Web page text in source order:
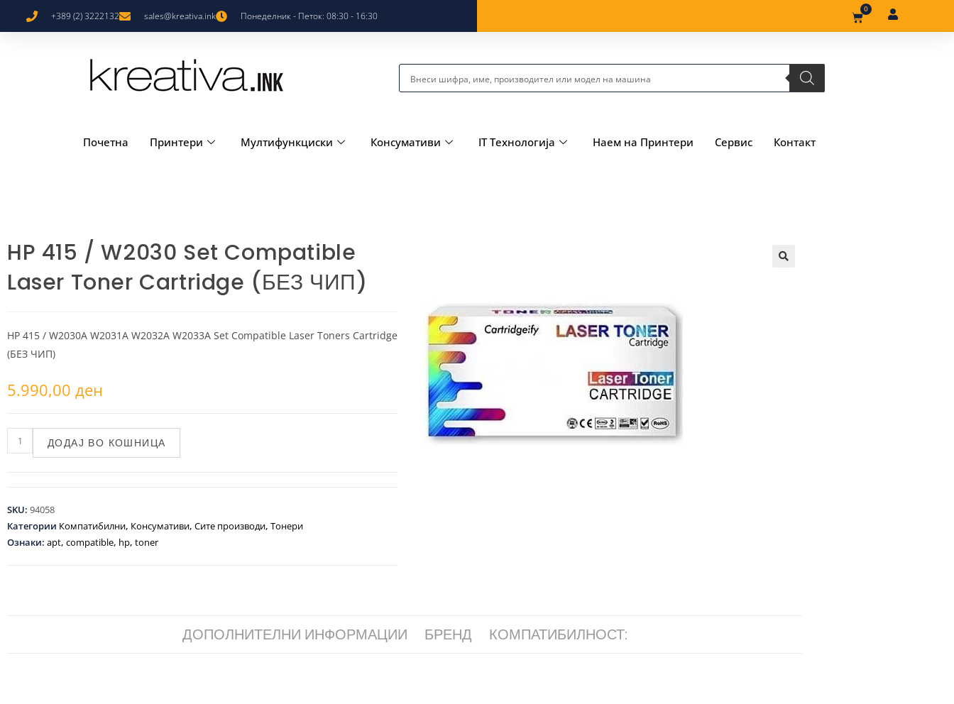
+389 (2) 3222132 sales@kreativa.ink Понеделник - Петок: 08:30 - 16:30
0
Почетна Принтери Мултифункциски Консумативи IT Технологија Наем на Принтери Сервис Контакт
HP 415 / W2030 Set Compatible
Laser Toner Cartridge (БЕЗ ЧИП)
HP 415 / W2030A W2031A W2032A W2033A Set Compatible Laser Toners Cartridge
(БЕЗ ЧИП)
5.990,00 ден
ДОДАЈ ВО КОШНИЦА
SKU: 94058
Категории Компатибилни, Консумативи, Сите производи, Тонери
Ознаки: apt, compatible, hp, toner
ДОПОЛНИТЕЛНИ ИНФОРМАЦИИ БРЕНД КОМПАТИБИЛНОСТ: